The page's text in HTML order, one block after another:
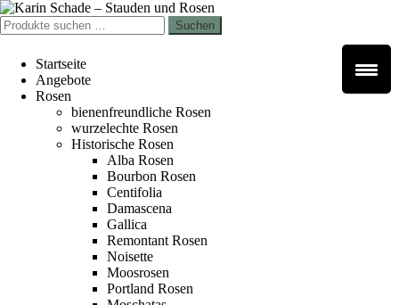
Zur
Navigation
springen
Zum
Inhalt
springen
Suchen
nach:
Suchen
Startseite
Angebote
Rosen
bienenfreundliche Rosen
wurzelechte Rosen
Historische Rosen
Alba Rosen
Bourbon Rosen
Centifolia
Damascena
Gallica
Remontant Rosen
Noisette
Moosrosen
Portland Rosen